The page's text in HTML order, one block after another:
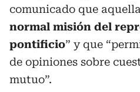
comunicado que
normal misión del
pontificio” y que
de opiniones sobre
mutuo”.